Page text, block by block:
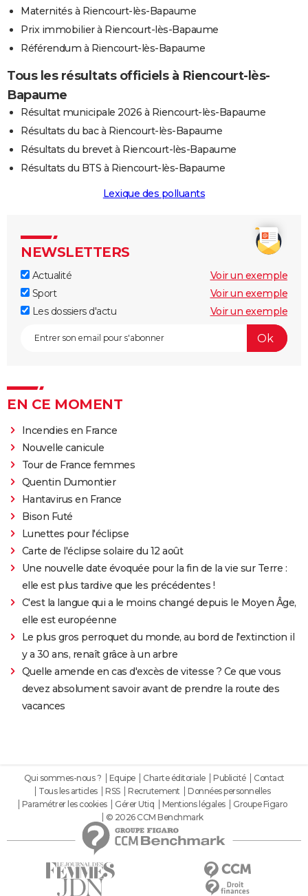
Maternités à Riencourt-lès-Bapaume
Prix immobilier à Riencourt-lès-Bapaume
Référendum à Riencourt-lès-Bapaume
Tous les résultats officiels à Riencourt-lès-
Bapaume
Résultat municipale 2026 à Riencourt-lès-Bapaume
Résultats du bac à Riencourt-lès-Bapaume
Résultats du brevet à Riencourt-lès-Bapaume
Résultats du BTS à Riencourt-lès-Bapaume
Lexique des polluants
NEWSLETTERS
Actualité
Voir un exemple
Sport
Voir un exemple
Les dossiers d'actu
Voir un exemple
EN CE MOMENT
Incendies en France
Nouvelle canicule
Tour de France femmes
Quentin Dumontier
Hantavirus en France
Bison Futé
Lunettes pour l'éclipse
Carte de l'éclipse solaire du 12 août
Une nouvelle date évoquée pour la fin de la vie sur Terre :
elle est plus tardive que les précédentes !
C'est la langue qui a le moins changé depuis le Moyen Âge,
elle est européenne
Le plus gros perroquet du monde, au bord de l'extinction il
y a 30 ans, renaît grâce à un arbre
Quelle amende en cas d'excès de vitesse ? Ce que vous
devez absolument savoir avant de prendre la route des
vacances
Qui sommes-nous ? Equipe Charte éditoriale Publicité
Contact
Tous les articles
RSS Recrutement
Données personnelles
Paramétrer les cookies
Gérer Utiq Mentions légales
Groupe Figaro
© 2026 CCM Benchmark